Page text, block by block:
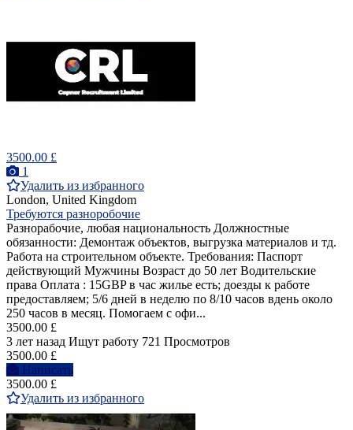
3500.00 £
1
Удалить из избранного
London, United Kingdom
Требуются разноробочие
Разнорабочие, любая национальность Должностные
обязанности: Демонтаж объектов, выгрузка материалов и тд.
Работа на строительном объекте. Требования: Паспорт
действующий Мужчины Возраст до 50 лет Водительские
права Оплата : ️15GBP в час ️жилье есть; ️доезды к работе
предоставляем; ️5/6 дней в неделю по 8/10 часов вдень ️около
250 часов в месяц. Помогаем с офи...
3500.00 £
3 лет назад Ищут работу 721 Просмотров
3500.00 £
Написать
3500.00 £
Удалить из избранного